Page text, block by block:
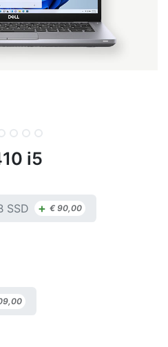
i5
SSD + €90,00